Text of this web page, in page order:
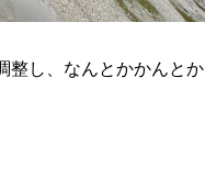
整し、なんとかかんとか